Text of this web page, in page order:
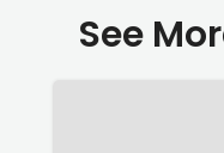
See